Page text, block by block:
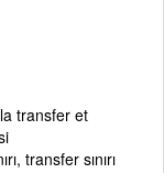
transfer et
transfer sınırı